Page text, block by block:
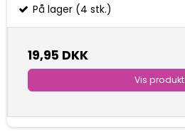
På lager (4 stk.)
19,95 DKK
Vis produkt